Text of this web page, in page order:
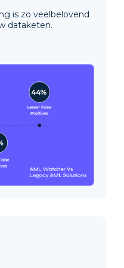
is zo veelbelovend
dataketen.